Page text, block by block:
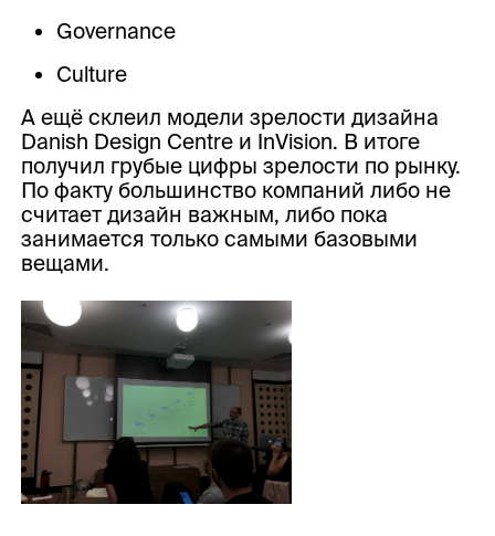
Governance
Culture
А ещё склеил модели зрелости дизайна
Danish Design Centre и InVision. В итоге
получил грубые цифры зрелости по рынку.
По факту большинство компаний либо не
считает дизайн важным, либо пока
занимается только самыми базовыми
вещами.